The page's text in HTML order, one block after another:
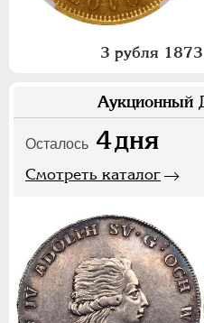
3 рубля
Аукционный
Осталось 4дня
Смотреть каталог